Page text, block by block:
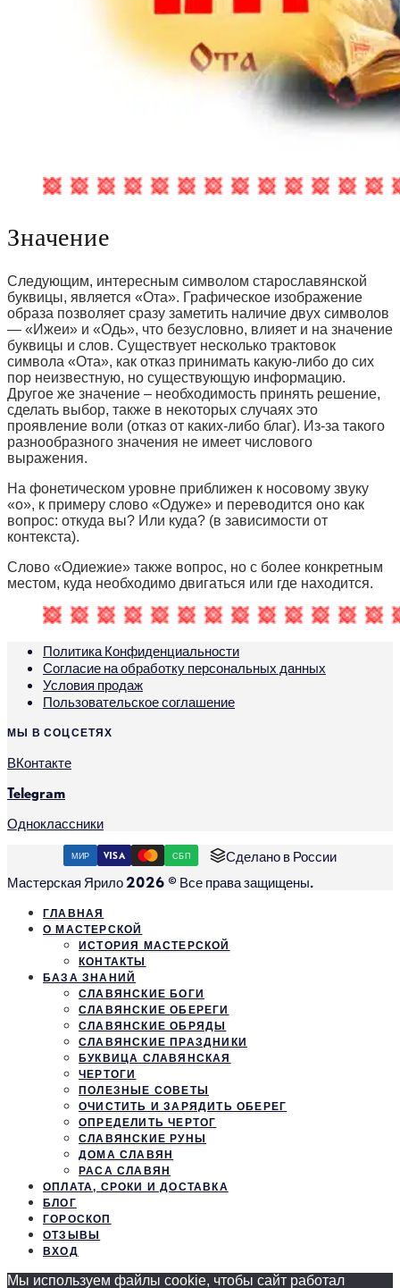
Значение
Следующим, интересным символом старославянской
буквицы, является «Ота». Графическое изображение
образа позволяет сразу заметить наличие двух символов
— «Ижеи» и «Одь», что безусловно, влияет и на значение
буквицы и слов. Существует несколько трактовок
символа «Ота», как отказ принимать какую-либо до сих
пор неизвестную, но существующую информацию.
Другое же значение – необходимость принять решение,
сделать выбор, также в некоторых случаях это
проявление воли (отказ от каких-либо благ). Из-за такого
разнообразного значения не имеет числового
выражения.
На фонетическом уровне приближен к носовому звуку
«о», к примеру слово «Одуже» и переводится оно как
вопрос: откуда вы? Или куда? (в зависимости от
контекста).
Слово «Одиежие» также вопрос, но с более конкретным
местом, куда необходимо двигаться или где находится.
Политика Конфиденциальности
Согласие на обработку персональных данных
Условия продаж
Пользовательское соглашение
МЫ В СОЦСЕТЯХ
ВКонтакте
Telegram
Одноклассники
МИР VISA СБП
Сделано в России
Мастерская Ярило 2026 © Все права защищены.
ГЛАВНАЯ
О МАСТЕРСКОЙ
ИСТОРИЯ МАСТЕРСКОЙ
КОНТАКТЫ
БАЗА ЗНАНИЙ
СЛАВЯНСКИЕ БОГИ
СЛАВЯНСКИЕ ОБЕРЕГИ
СЛАВЯНСКИЕ ОБРЯДЫ
СЛАВЯНСКИЕ ПРАЗДНИКИ
БУКВИЦА СЛАВЯНСКАЯ
ЧЕРТОГИ
ПОЛЕЗНЫЕ СОВЕТЫ
ОЧИСТИТЬ И ЗАРЯДИТЬ ОБЕРЕГ
ОПРЕДЕЛИТЬ ЧЕРТОГ
СЛАВЯНСКИЕ РУНЫ
ДОМА СЛАВЯН
РАСА СЛАВЯН
ОПЛАТА, СРОКИ И ДОСТАВКА
БЛОГ
ГОРОСКОП
ОТЗЫВЫ
ВХОД
Мы используем файлы cookie, чтобы сайт работал